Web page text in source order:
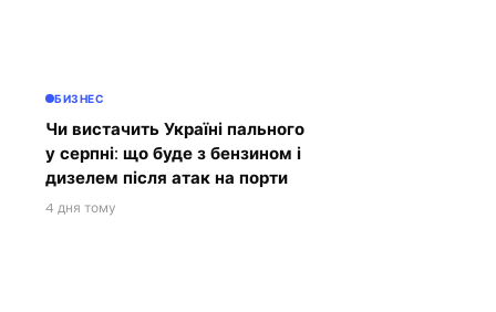
БИЗНЕС
Чи вистачить Україні пального
у серпні: що буде з бензином і
дизелем після атак на порти
4 дня тому